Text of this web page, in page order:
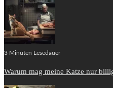
3 Minuten Lesedauer
Warum mag meine Katze nur